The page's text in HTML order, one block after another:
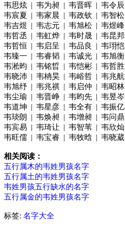
韦思炫 | 韦为昶 | 韦晋晖 | 韦令辰
韦宸夏 | 韦家晨 | 韦政钦 | 韦智松
韦吉煜 | 韦志元 | 韦旭松 | 韦煜峰
韦哲丞 | 韦虹烨 | 韦时晟 | 韦昆邦
韦哲恒 | 韦启呈 | 韦品良 | 韦珝恺
韦臻一 | 韦睿韬 | 韦诚光 | 韦旭衡
韦淞昀 | 韦铭晢 | 韦恺彬 | 韦哲胜
韦晓沛 | 韦柟昊 | 韦峪哲 | 韦兆航
韦旭纾 | 韦兆祺 | 韦启仲 | 韦昭林
韦尘瑜 | 韦晋峥 | 韦昀先 | 韦昱岑
韦道坤 | 韦星彦 | 韦全有 | 韦振亿
韦琰朗 | 韦焕昶 | 韦增昶 | 韦问鼎
韦宾易 | 韦琦让 | 韦智苇 | 韦欣灿
韦旺儒 | 韦宝睿 | 韦牧晗 | 韦晓葳
相关阅读：
五行属木的韦姓男孩名字
五行属土的韦姓男孩名字
韦姓男孩五行缺水的名字
五行属金的韦姓男孩名字
标签: 名字大全